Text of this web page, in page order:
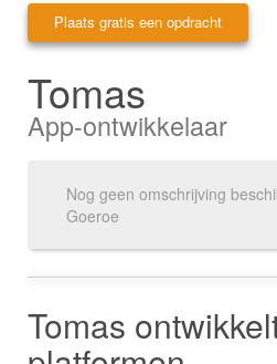
Plaats gratis een opdracht
Tomas
App-ontwikkelaar
Nog geen omschrijving
Goeroe
Tomas